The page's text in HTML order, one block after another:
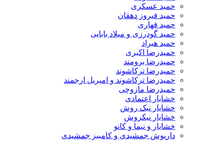
حمید عسکری
حمید فیروز دهقان
حمید قهاری
حمید گودرزی و میلاد بابایی
حمید هیراد
حمیدرضا اکبری
حمیدرضا برومند
حمیدرضا ترکاشوند
حمیدرضا ترکاشوند و امیریل ارجمند
حمیدرضا مازوچی
خشایار اعتمادی
خشایار نیک روش
خشایار نیکروش
خشایار و نیما و کانو
داریوش جمشیدی و کامبیز جمشیدی